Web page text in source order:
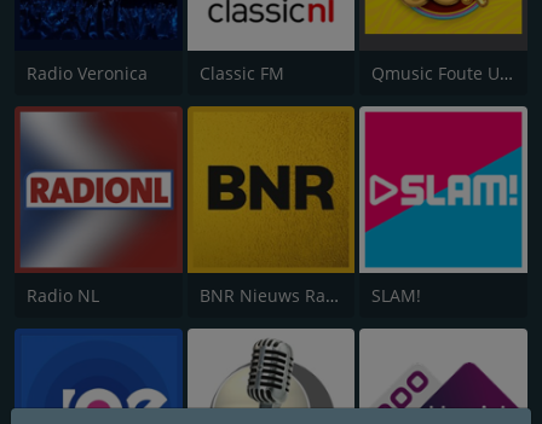
Radio Veronica Classic FM Qmusic Foute Uur
Radio NL BNR Nieuws Radio SLAM!